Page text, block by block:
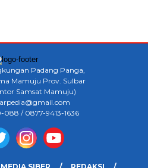
Padang Panga,
Mamuju Prov. Sulbar
Samsat Mamuju)
088 / 0877-9413-1636